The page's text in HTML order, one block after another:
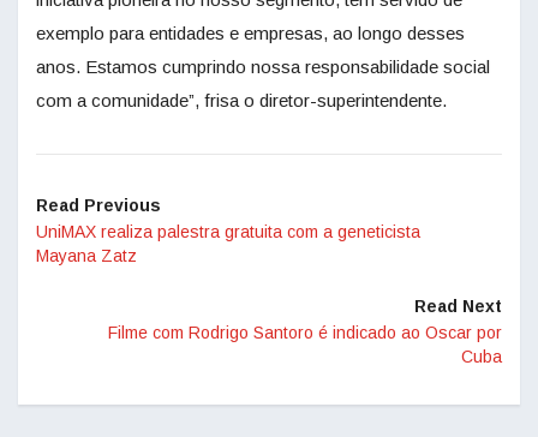
exemplo para entidades e empresas, ao longo desses
anos. Estamos cumprindo nossa responsabilidade social
com a comunidade”, frisa o diretor-superintendente.
Read Previous
UniMAX realiza palestra gratuita com a geneticista
Mayana Zatz
Read Next
Filme com Rodrigo Santoro é indicado ao Oscar por
Cuba